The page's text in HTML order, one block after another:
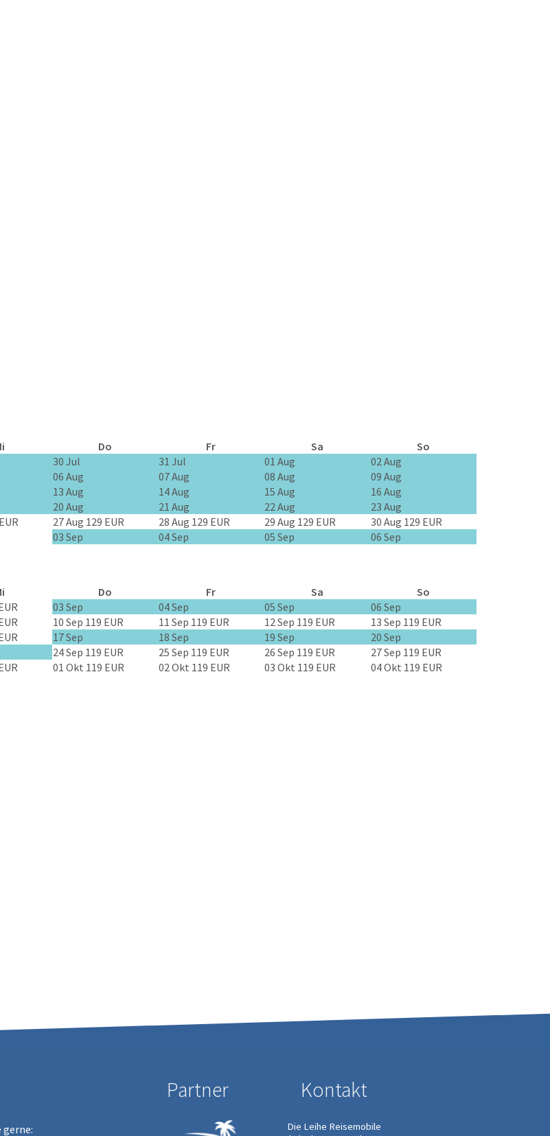
Do Fr Sa
So
30 Jul 31 Jul 01 Aug
02 Aug
06 Aug 07 Aug 08 Aug
09 Aug
13 Aug 14 Aug 15 Aug
16 Aug
20 Aug 21 Aug 22 Aug
23 Aug
27 Aug 129 EUR 28 Aug 129 EUR 29 Aug 129 EUR 30 Aug 129 EUR
03 Sep 04 Sep 05 Sep 06 Sep
Do Fr Sa
So
03 Sep 04 Sep 05 Sep
06 Sep
10 Sep 119 EUR 11 Sep 119 EUR 12 Sep 119 EUR 13 Sep 119 EUR
17 Sep 18 Sep 19 Sep
20 Sep
24 Sep 119 EUR 25 Sep 119 EUR 26 Sep 119 EUR 27 Sep 119 EUR
01 Okt 119 EUR 02 Okt 119 EUR 03 Okt 119 EUR 04 Okt 119 EUR
gerne:
Partner Kontakt
Die Leihe Reisemobile